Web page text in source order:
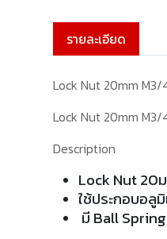
รายละเอียด
Lock Nut 20mm
Lock Nut 20mm
Description
Lock Nut 20
ใช้ประกอบอลู
มี Ball